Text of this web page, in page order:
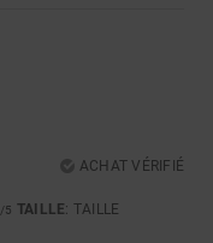
ACHAT VÉRIFIÉ
/5 TAILLE: TAILLE